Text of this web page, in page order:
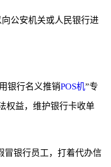
公安机关或人民银行进
银行名义推销POS机”专
权益，维护银行卡收单
冒银行员工，打着代办信